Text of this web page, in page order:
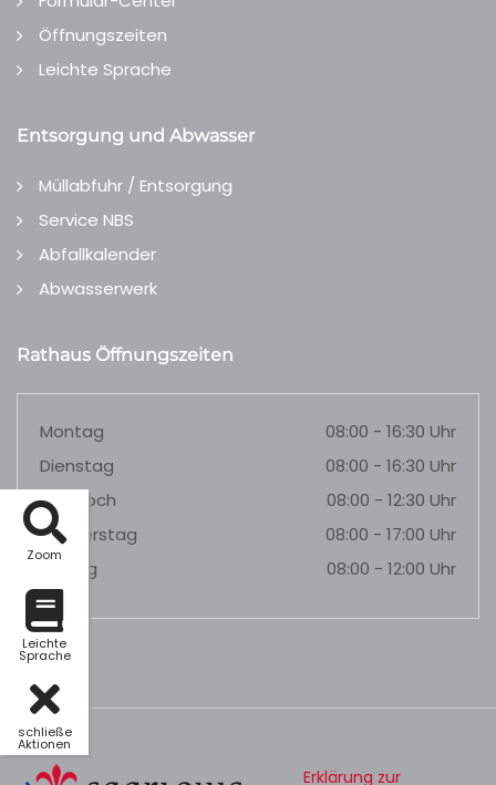
Zoom
Leichte
Sprache
schließe
Aktionen
Öffnungszeiten
Leichte Sprache
Entsorgung und Abwasser
Müllabfuhr / Entsorgung
Service NBS
Abfallkalender
Abwasserwerk
Rathaus Öffnungszeiten
Montag
08:00 - 16:30 Uhr
Dienstag
08:00 - 16:30 Uhr
Mittwoch
08:00 - 12:30 Uhr
Donnerstag
08:00 - 17:00 Uhr
Freitag
08:00 - 12:00 Uhr
Erklärung zur